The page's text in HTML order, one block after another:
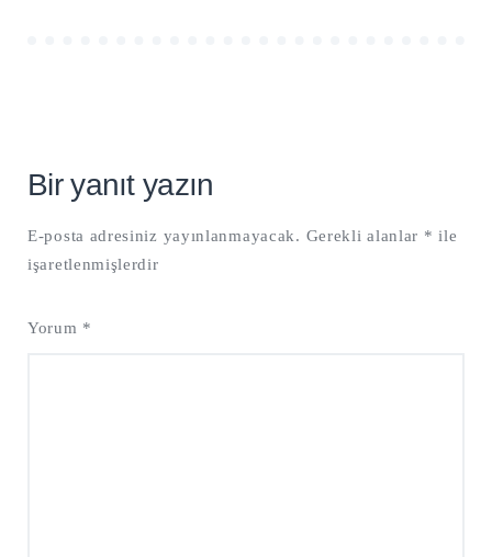
Bir yanıt yazın
E-posta adresiniz yayınlanmayacak. Gerekli alanlar * ile
işaretlenmişlerdir
Yorum *